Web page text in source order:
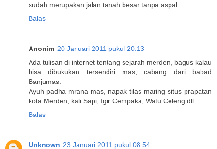
sudah merupakan jalan tanah besar tanpa aspal.
Balas
Anonim 20 Januari 2011 pukul 20.13
Ada tulisan di internet tentang sejarah merden, bagus kalau
bisa dibukukan tersendiri mas, cabang dari babad
Banjumas.
Ayuh padha mrana mas, napak tilas maring situs prapatan
kota Merden, kali Sapi, Igir Cempaka, Watu Celeng dll.
Balas
Unknown 23 Januari 2011 pukul 08.54